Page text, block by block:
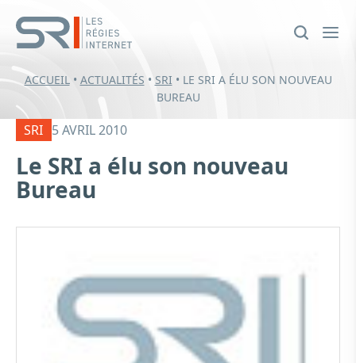
ACCUEIL• ACTUALITÉS • SRI • LE SRI A ÉLU SON NOUVEAU
BUREAU
SRI 5 AVRIL 2010
Le SRI a élu son nouveau
Bureau